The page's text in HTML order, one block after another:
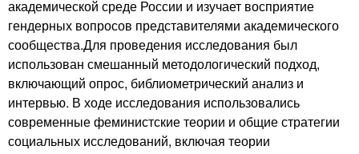
академической среде России и изучает восприятие
гендерных вопросов представителями академического
сообщества.Для проведения исследования был
использован смешанный методологический подход,
включающий опрос, библиометрический анализ и
интервью. В ходе исследования использовались
современные феминистские теории и общие стратегии
социальных исследований, включая теории